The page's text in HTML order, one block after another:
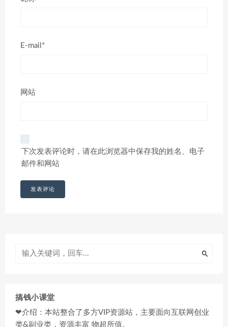
E-mail*
网站
下次发表评论时，请在此浏览器中保存我的姓名、电子
邮件和网站
搞钱小课堂
❤介绍：本站整合了多方VIP资源站，主要面向互联网创业
类&副业类，资源丰富 物超所值。